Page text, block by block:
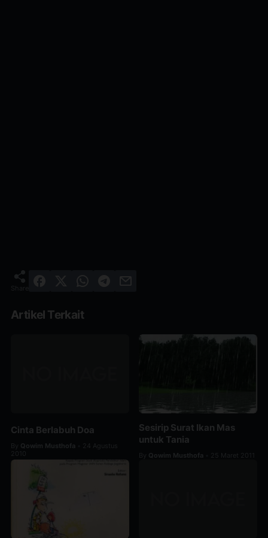
Artikel Terkait
Cinta Berlabuh Doa
By Qowim Musthofa
24 Agustus
2010
Sesirip Surat Ikan Mas
untuk Tania
By Qowim Musthofa 25 Maret 2011